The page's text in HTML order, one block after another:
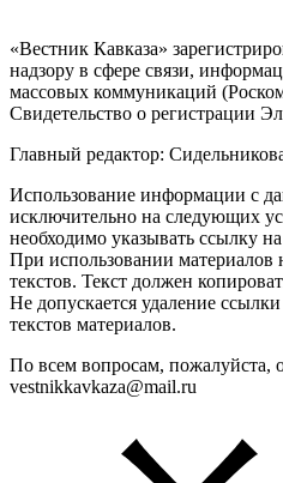
«Вестник Кавказа»
надзору в сфере связи,
массовых коммуникаций
Свидетельство о регистрации
Главный редактор:
Использование информации с
исключительно на следующих
необходимо указывать ссылку
При использовании материалов
текстов. Текст должен
Не допускается удаление
текстов материалов.
По всем вопросам, пожалуйста,
vestnikkavkaza@mail.ru